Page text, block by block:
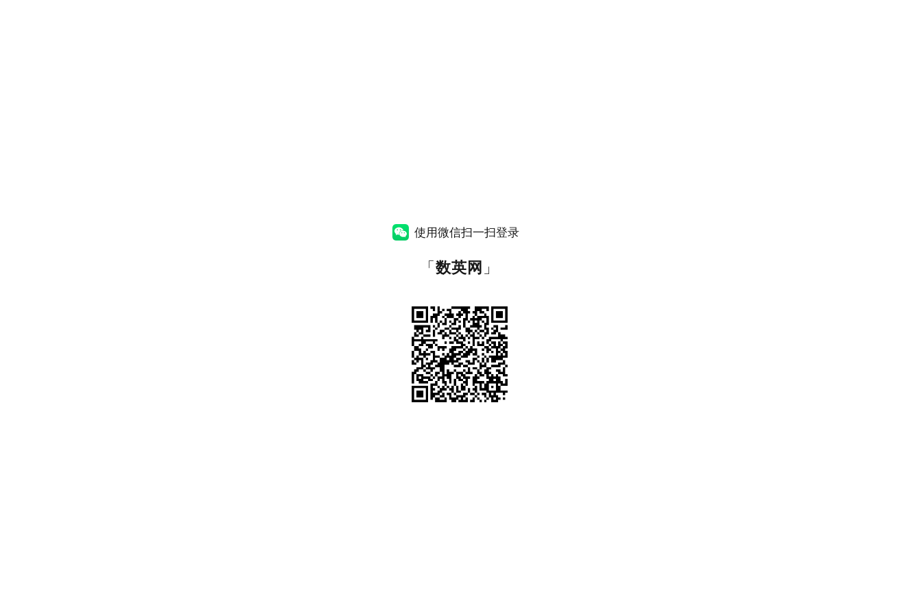
使用微信扫一扫登录
「数英网 」